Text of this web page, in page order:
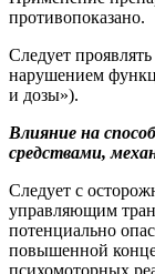
противопоказано.
Следует
нарушением
и дозы»).
Влияние на
средствами,
Следует с
управляющим
потенциально
повышенной
психомоторных